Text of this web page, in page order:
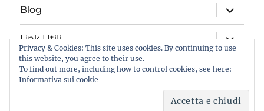
Blog
apri
i
menu
child
Link Utili
apri
i
menu
Iscriviti al Blog
Proudly powered by WordPress
Privacy & Cookies: This site uses cookies. By continuing to use
this website, you agree to their use.
To find out more, including how to control cookies, see here:
Informativa sui cookie